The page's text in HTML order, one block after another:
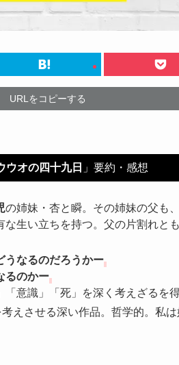
URLをコピーする
ウオの四十九日 」要約・感想
の姉妹・杏と瞬。その姉妹の父も
生い立ちを持つ。父の片割れと
うなるのだろうかー
るのかー
意識」「死」を深く考えざるを
えさせる深い作品。哲学的。私は